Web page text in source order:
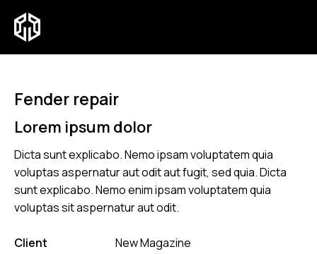
Fender repair
Lorem ipsum dolor
Dicta sunt explicabo. Nemo ipsam voluptatem quia
voluptas aspernatur aut odit aut fugit, sed quia. Dicta
sunt explicabo. Nemo enim ipsam voluptatem quia
voluptas sit aspernatur aut odit.
Client
New Magazine